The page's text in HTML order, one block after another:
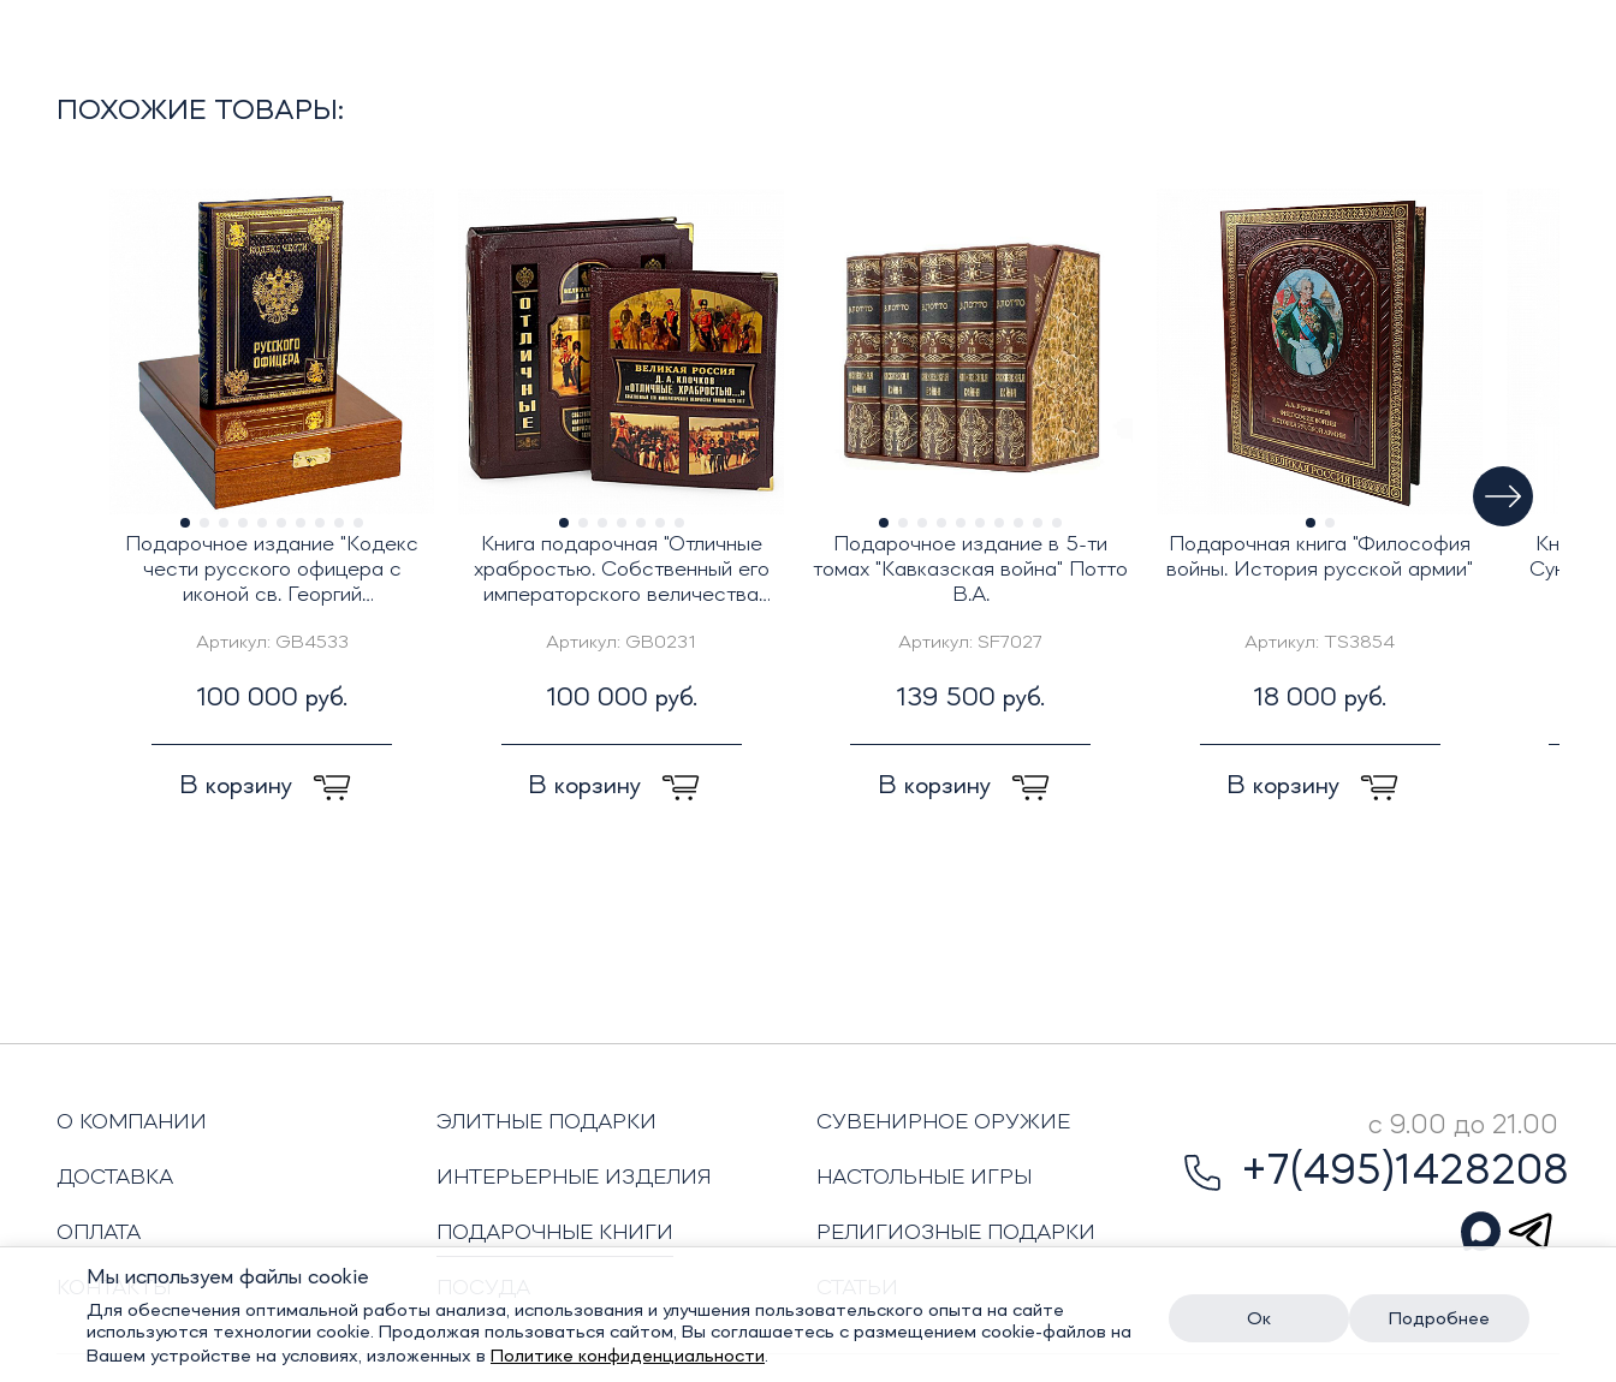
ПОХОЖИЕ ТОВАРЫ:
Подарочное издание "Кодекс
чести русского офицера с
иконой св. Георгий
Артикул: GB4533
100 000 руб.
В корзину
Книга подарочная "Отличные
храбростью. Собственный его
императорского величества
Артикул: GB0231
100 000 руб.
В корзину
Подарочное издание в 5-ти
томах "Кавказская война" Потто
В.А.
Артикул: SF7027
139 500 руб.
В корзину
Подарочная книга "Философия
войны. История русской армии"
Артикул:TS3854
18 000 руб.
В корзину
Книга
Сунь-
О КОМПАНИИ
ДОСТАВКА
ОПЛАТА
КОНТАКТЫ
ЭЛИТНЫЕ ПОДАРКИ
ИНТЕРЬЕРНЫЕ ИЗДЕЛИЯ
ПОДАРОЧНЫЕ КНИГИ
СУВЕНИРНОЕ ОРУЖИЕ
НАСТОЛЬНЫЕ ИГРЫ
РЕЛИГИОЗНЫЕ ПОДАРКИ
с 9.00 до 21.00
+7(495)1428208
Мы используем файлы cookie
Для обеспечения оптимальной работы анализа, использования и улучшения пользовательского опыта на сайте
используются технологии cookie. Продолжая пользоваться сайтом, Вы соглашаетесь с размещением cookie-файлов на
Вашем устройстве на условиях, изложенных в Политике конфиденциальности.
Ок Подробнее